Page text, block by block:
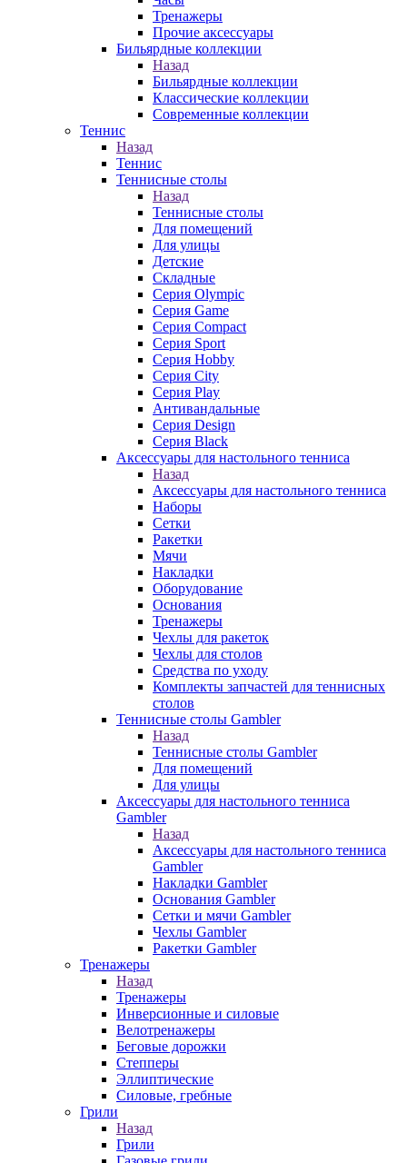
Тренажеры
Прочие аксессуары
Бильярдные коллекции
Назад
Бильярдные коллекции
Классические коллекции
Современные коллекции
Теннис
Назад
Теннис
Теннисные столы
Назад
Теннисные столы
Для помещений
Для улицы
Детские
Складные
Серия Olympic
Серия Game
Серия Compact
Серия Sport
Серия Hobby
Серия City
Серия Play
Антивандальные
Серия Design
Серия Black
Аксессуары для настольного тенниса
Назад
Аксессуары для настольного тенниса
Наборы
Сетки
Ракетки
Мячи
Накладки
Оборудование
Основания
Тренажеры
Чехлы для ракеток
Чехлы для столов
Средства по уходу
Комплекты запчастей для теннисных
столов
Теннисные столы Gambler
Назад
Теннисные столы Gambler
Для помещений
Для улицы
Аксессуары для настольного тенниса
Gambler
Назад
Аксессуары для настольного тенниса
Gambler
Накладки Gambler
Основания Gambler
Сетки и мячи Gambler
Чехлы Gambler
Ракетки Gambler
Тренажеры
Назад
Тренажеры
Инверсионные и силовые
Велотренажеры
Беговые дорожки
Степперы
Эллиптические
Силовые, гребные
Грили
Назад
Грили